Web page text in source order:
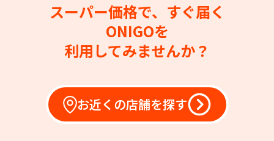
スーパー価格で、すぐ届く
ONIGOを
利用してみませんか？
お近くの店舗を探す